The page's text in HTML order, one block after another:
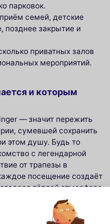
парковок.
семей, детские
позднее закрытие и
приватных залов
мероприятий.
и которым
— значит пережить
сумевшей сохранить
этом душу. Будь то
с легендарной
от трапезы в
посещение создаёт
тёплой атмосфере,
и знаковому
обязательным
Париж в одном из